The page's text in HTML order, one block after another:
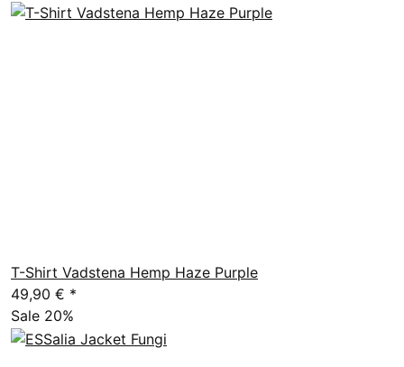
T-Shirt Vadstena Hemp Haze Purple
49,90 € *
Sale 20%